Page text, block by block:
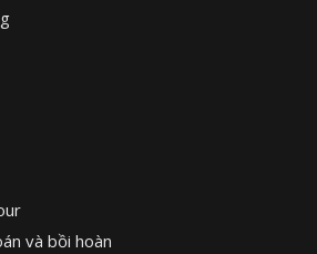
và bồi hoàn